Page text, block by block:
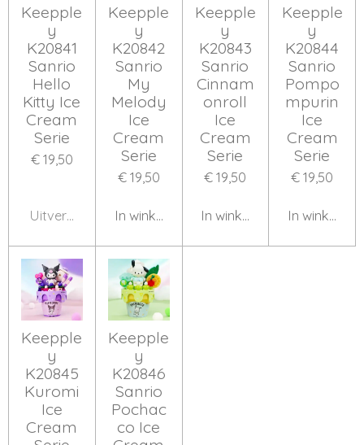
Keepple
y
K20841
Sanrio
Hello
Kitty Ice
Cream
Serie
€ 19,50
Uitverkocht
Keepple
y
K20842
Sanrio
My
Melody
Ice
Cream
Serie
€ 19,50
In winkelwagen
Keepple
y
K20843
Sanrio
Cinnam
onroll
Ice
Cream
Serie
€ 19,50
In winkelwagen
Keepple
y
K20844
Sanrio
Pompo
mpurin
Ice
Cream
Serie
€ 19,50
In
Keepple
y
K20845
Kuromi
Ice
Cream
Keepple
y
K20846
Sanrio
Pochac
co Ice